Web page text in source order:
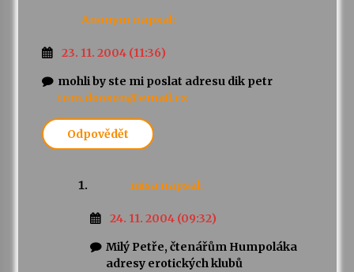
Anonym napsal:
23. 11. 2004 (11:36)
mohli by ste mi poslat adresu dik petr
tom.dooson@email.cz
Odpovědět
misa napsal:
24. 11. 2004 (09:32)
Milý Petře, čtenářům Humpoláka
adresy erotických klubů